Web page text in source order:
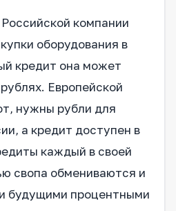
Российской компании
оборудования в
кредит она может
Европейской
нужны рубли для
а кредит доступен в
каждый в своей
свопа обмениваются и
будущими процентными